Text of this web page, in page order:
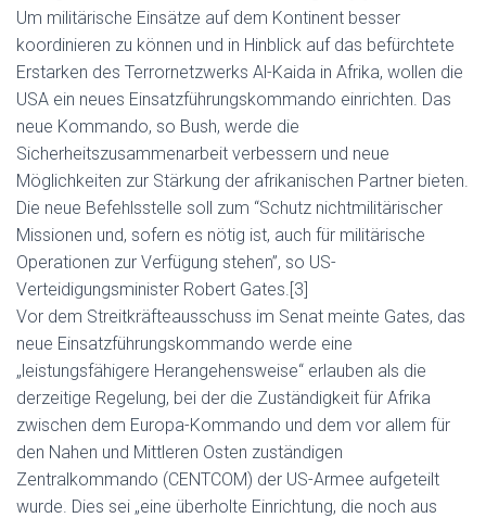
Um militärische Einsätze auf dem Kontinent besser
koordinieren zu können und in Hinblick auf das befürchtete
Erstarken des Terrornetzwerks Al-Kaida in Afrika, wollen die
USA ein neues Einsatzführungskommando einrichten. Das
neue Kommando, so Bush, werde die
Sicherheitszusammenarbeit verbessern und neue
Möglichkeiten zur Stärkung der afrikanischen Partner bieten.
Die neue Befehlsstelle soll zum “Schutz nichtmilitärischer
Missionen und, sofern es nötig ist, auch für militärische
Operationen zur Verfügung stehen”, so US-
Verteidigungsminister Robert Gates.[3]
Vor dem Streitkräfteausschuss im Senat meinte Gates, das
neue Einsatzführungskommando werde eine
„leistungsfähigere Herangehensweise“ erlauben als die
derzeitige Regelung, bei der die Zuständigkeit für Afrika
zwischen dem Europa-Kommando und dem vor allem für
den Nahen und Mittleren Osten zuständigen
Zentralkommando (CENTCOM) der US-Armee aufgeteilt
wurde. Dies sei „eine überholte Einrichtung, die noch aus